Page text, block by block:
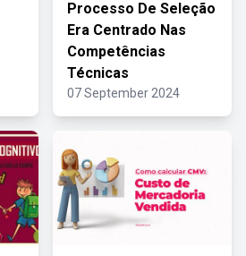
Processo De Seleção
Era Centrado Nas
Competências
Técnicas
07 September 2024